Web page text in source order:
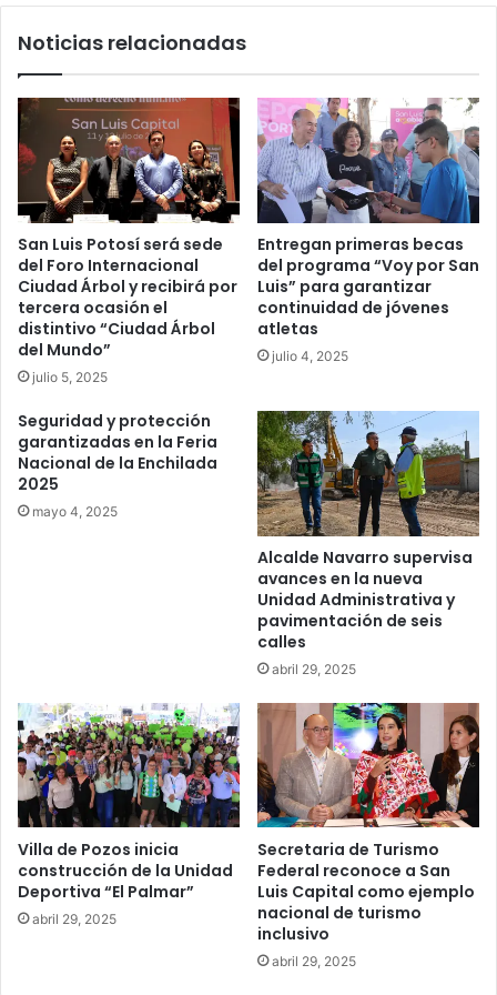
Noticias relacionadas
San Luis Potosí será sede
del Foro Internacional
Ciudad Árbol y recibirá por
tercera ocasión el
distintivo “Ciudad Árbol
del Mundo”
julio 5, 2025
Entregan primeras becas
del programa “Voy por San
Luis” para garantizar
continuidad de jóvenes
atletas
julio 4, 2025
Seguridad y protección
garantizadas en la Feria
Nacional de la Enchilada
2025
mayo 4, 2025
Alcalde Navarro supervisa
avances en la nueva
Unidad Administrativa y
pavimentación de seis
calles
abril 29, 2025
Villa de Pozos inicia
construcción de la Unidad
Deportiva “El Palmar”
abril 29, 2025
Secretaria de Turismo
Federal reconoce a San
Luis Capital como ejemplo
nacional de turismo
inclusivo
abril 29, 2025